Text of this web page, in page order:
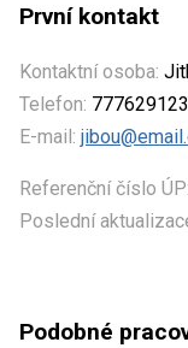
První kontakt
Kontaktní osoba:
Telefon: 777629123
E-mail:
Referenční číslo ÚP:
Poslední
Podobné